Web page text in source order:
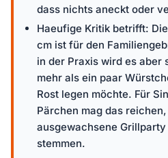
dass nichts aneckt oder
Haeufige Kritik betrifft:
cm ist für den
in der Praxis wird es aber
mehr als ein paar
Rost legen möchte. Für
Pärchen mag das
ausgewachsene
stemmen.